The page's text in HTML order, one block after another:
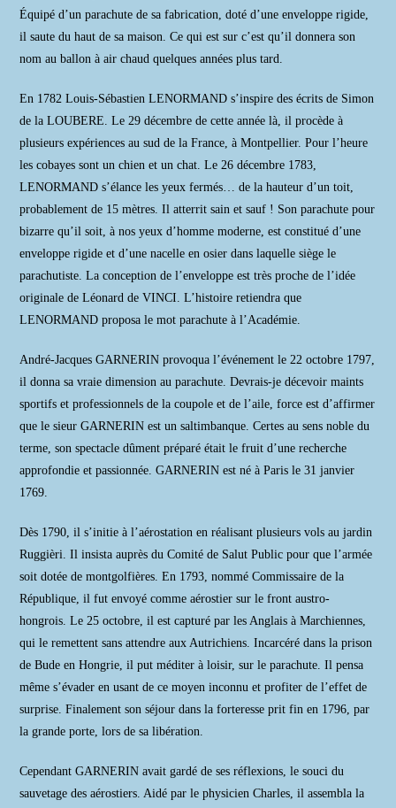
Équipé d’un parachute de sa fabrication, doté d’une enveloppe rigide,
il saute du haut de sa maison. Ce qui est sur c’est qu’il donnera son
nom au ballon à air chaud quelques années plus tard.
En 1782 Louis-Sébastien LENORMAND s’inspire des écrits de Simon
de la LOUBERE. Le 29 décembre de cette année là, il procède à
plusieurs expériences au sud de la France, à Montpellier. Pour l’heure
les cobayes sont un chien et un chat. Le 26 décembre 1783,
LENORMAND s’élance les yeux fermés… de la hauteur d’un toit,
probablement de 15 mètres. Il atterrit sain et sauf ! Son parachute pour
bizarre qu’il soit, à nos yeux d’homme moderne, est constitué d’une
enveloppe rigide et d’une nacelle en osier dans laquelle siège le
parachutiste. La conception de l’enveloppe est très proche de l’idée
originale de Léonard de VINCI. L’histoire retiendra que
LENORMAND proposa le mot parachute à l’Académie.
André-Jacques GARNERIN provoqua l’événement le 22 octobre 1797,
il donna sa vraie dimension au parachute. Devrais-je décevoir maints
sportifs et professionnels de la coupole et de l’aile, force est d’affirmer
que le sieur GARNERIN est un saltimbanque. Certes au sens noble du
terme, son spectacle dûment préparé était le fruit d’une recherche
approfondie et passionnée. GARNERIN est né à Paris le 31 janvier
1769.
Dès 1790, il s’initie à l’aérostation en réalisant plusieurs vols au jardin
Ruggièri. Il insista auprès du Comité de Salut Public pour que l’armée
soit dotée de montgolfières. En 1793, nommé Commissaire de la
République, il fut envoyé comme aérostier sur le front austro-
hongrois. Le 25 octobre, il est capturé par les Anglais à Marchiennes,
qui le remettent sans attendre aux Autrichiens. Incarcéré dans la prison
de Bude en Hongrie, il put méditer à loisir, sur le parachute. Il pensa
même s’évader en usant de ce moyen inconnu et profiter de l’effet de
surprise. Finalement son séjour dans la forteresse prit fin en 1796, par
la grande porte, lors de sa libération.
Cependant GARNERIN avait gardé de ses réflexions, le souci du
sauvetage des aérostiers. Aidé par le physicien Charles, il assembla la